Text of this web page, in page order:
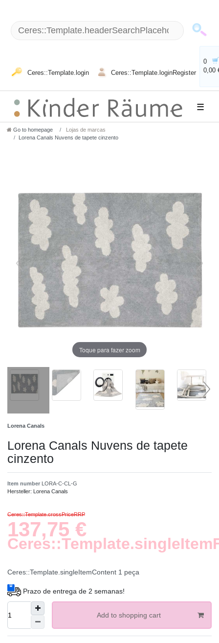
Ceres::Template.login Ceres::Template.loginRegister
0
0,00
☰
Go to homepage
Lojas de marcas
Lorena Canals Nuvens de tapete cinzento
Toque para fazer zoom
Lorena Canals
Lorena Canals Nuvens de tapete
cinzento
Item number LORA-C-CL-G
Hersteller: Lorena Canals
Ceres::Template.crossPriceRRP
137,75 €
Ceres::Template.singleItemContent 1 peça
Prazo de entrega de 2 semanas!
Add to shopping cart